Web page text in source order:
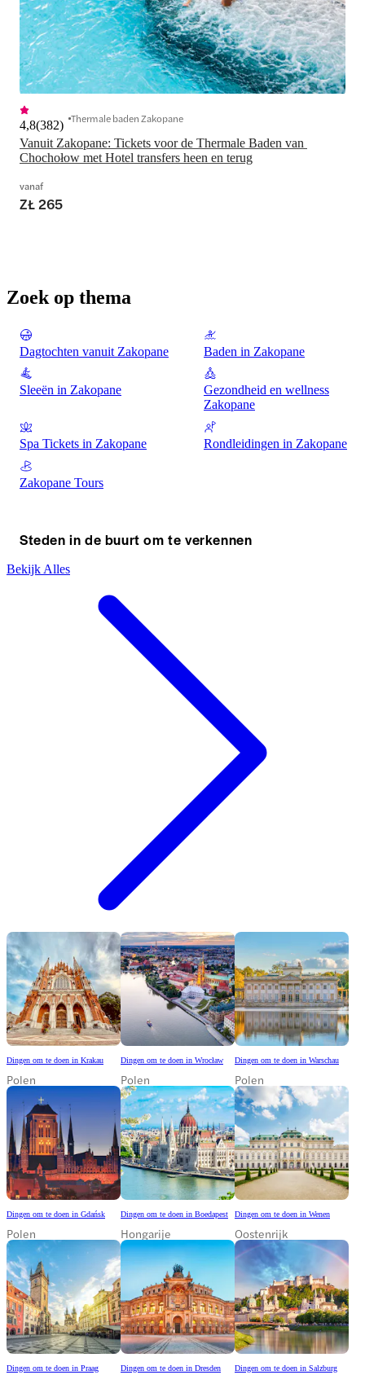
Vanuit Zakopane: Tickets voor de Thermale Baden van
Chochołow met Hotel transfers heen en terug
4,8(382) Thermale baden Zakopane
vanaf
ZŁ 265
Zoek op thema
Dagtochten vanuit Zakopane Baden in Zakopane
Sleeën in Zakopane
Gezondheid en wellness
Zakopane
Spa Tickets in Zakopane Rondleidingen in Zakopane
Zakopane Tours
Steden in de buurt om te verkennen
Bekijk Alles
Dingen om te doen in Krakau
Polen
Dingen om te doen in Wrocław
Polen
Dingen om te doen in Warschau
Polen
Dingen om te doen in Gdańsk
Polen
Dingen om te doen in Boedapest
Hongarije
Dingen om te doen in Wenen
Oostenrijk
Dingen om te doen in Praag Dingen om te doen in Dresden Dingen om te doen in Salzburg